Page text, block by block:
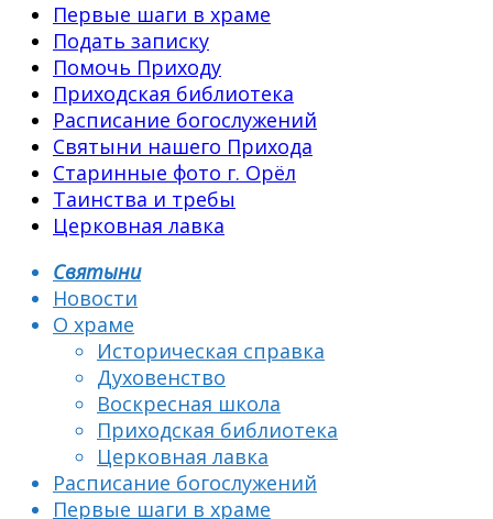
Первые шаги в храме
Подать записку
Помочь Приходу
Приходская библиотека
Расписание богослужений
Святыни нашего Прихода
Старинные фото г. Орёл
Таинства и требы
Церковная лавка
Святыни
Новости
О храме
Историческая справка
Духовенство
Воскресная школа
Приходская библиотека
Церковная лавка
Расписание богослужений
Первые шаги в храме